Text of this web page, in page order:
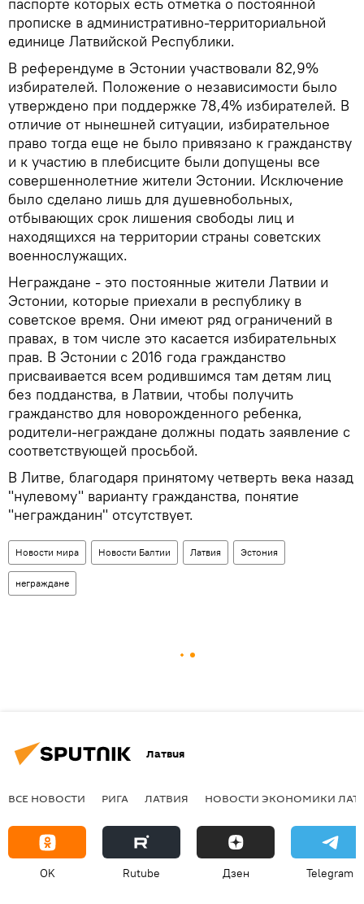
паспорте которых есть отметка о постоянной
прописке в административно-территориальной
единице Латвийской Республики.
В референдуме в Эстонии участвовали 82,9%
избирателей. Положение о независимости было
утверждено при поддержке 78,4% избирателей. В
отличие от нынешней ситуации, избирательное
право тогда еще не было привязано к гражданству
и к участию в плебисците были допущены все
совершеннолетние жители Эстонии. Исключение
было сделано лишь для душевнобольных,
отбывающих срок лишения свободы лиц и
находящихся на территории страны советских
военнослужащих.
Неграждане - это постоянные жители Латвии и
Эстонии, которые приехали в республику в
советское время. Они имеют ряд ограничений в
правах, в том числе это касается избирательных
прав. В Эстонии с 2016 года гражданство
присваивается всем родившимся там детям лиц
без подданства, в Латвии, чтобы получить
гражданство для новорожденного ребенка,
родители-неграждане должны подать заявление с
соответствующей просьбой.
В Литве, благодаря принятому четверть века назад
"нулевому" варианту гражданства, понятие
"негражданин" отсутствует.
Новости мира Новости Балтии Латвия Эстония
неграждане
Латвия
ВСЕ НОВОСТИ РИГА ЛАТВИЯ НОВОСТИ ЭКОНОМИКИ
OK Rutube Дзен Telegram